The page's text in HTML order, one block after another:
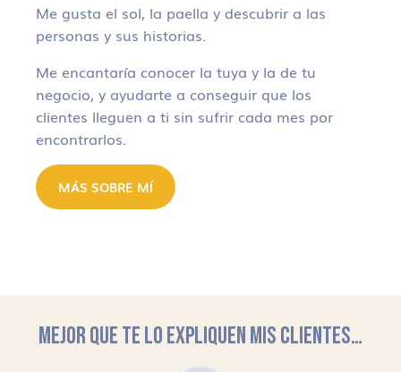
Me gusta el sol, la paella y descubrir a las
personas y sus historias.
Me encantaría conocer la tuya y la de tu
negocio, y ayudarte a conseguir que los
clientes lleguen a ti sin sufrir cada mes por
encontrarlos.
MÁS SOBRE MÍ
MEJOR QUE TE LO EXPLIQUEN MIS CLIENTES…